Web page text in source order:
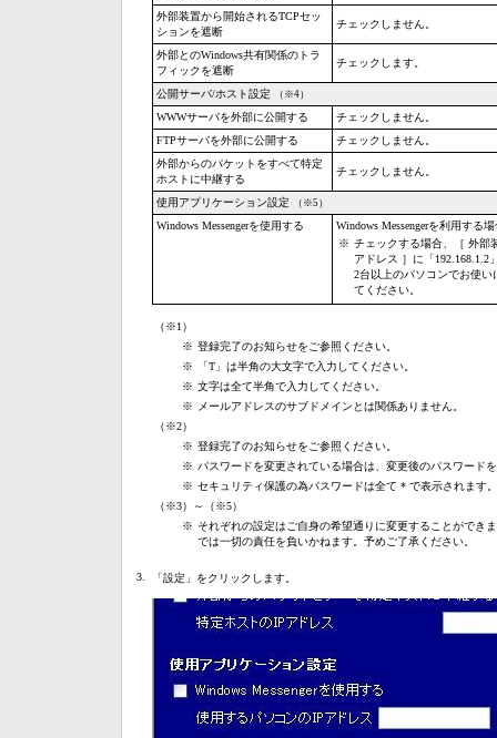
外部装置から開始されるTCPセッ
ションを遮断
チェックしません。
外部とのWindows共有関係のトラ
フィックを遮断
チェックします。
公開サーバ/ホスト設定 （※4）
WWWサーバを外部に公開する
チェックしません。
FTPサーバを外部に公開する
チェックしません。
外部からのパケットをすべて特定
ホストに中継する
チェックしません。
使用アプリケーション設定 （※5）
Windows Messengerを使用する
Windows Messengerを利用する
※ チェックする場合、［ 外部
アドレス ］に「
2台以上のパソコンでお使い
てください。
（※1）
※ 登録完了のお知らせをご参照ください。
※
「T」は半角の大文字で入力してください。
※ 文字は全て半角で入力してください。
※
メールアドレスのサブドメインとは関係ありません。
（※2）
※ 登録完了のお知らせをご参照ください。
※ パスワードを変更されている場合は、変更後のパスワード
※ セキュリティ保護の為パスワードは全て * で表示されます。
（※3）～（※5）
※ それぞれの設定はご自身の希望通りに変更することができ
では一切の責任を負いかねます。予めご了承ください。
3. 「設定」をクリックします。